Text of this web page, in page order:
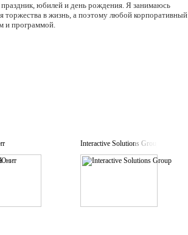
юбилей и день рождения. Я занимаюсь
торжества в жизнь, а поэтому любой корпоративный
и программой.
Interactive Solutions Group